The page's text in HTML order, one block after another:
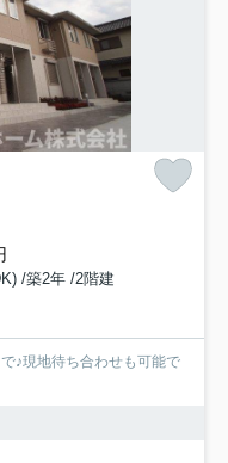
/築2年 /2階建
♪現地待ち合わせも可能で